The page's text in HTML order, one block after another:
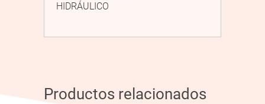
HIDRÁULICO
Productos relacionados